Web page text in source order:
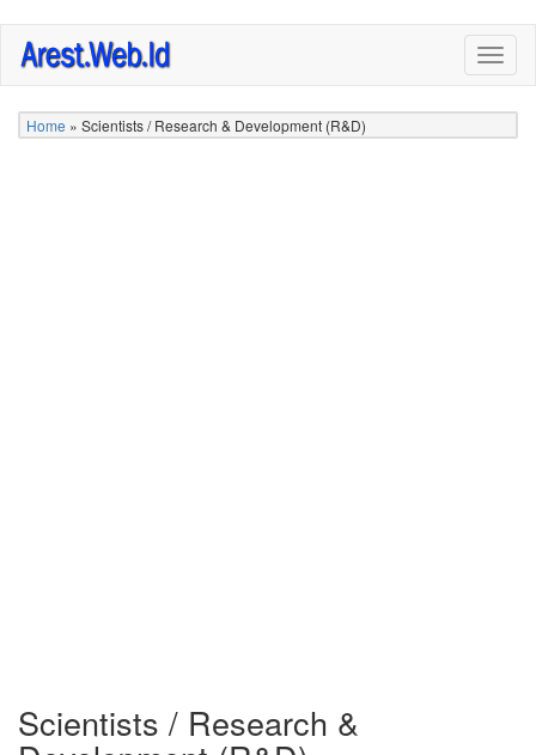
Skip
main
content
Home » Scientists / Research & Development (R&D)
Scientists / Research &